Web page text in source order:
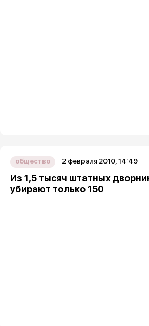
общество 2 февраля 2010, 14:49
Из 1,5 тысяч штатных
убирают только 150